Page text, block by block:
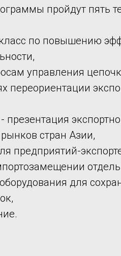
пройдут пять
по повышению
управления
переориентации
презентация
стран Азии,
предприятий-
для